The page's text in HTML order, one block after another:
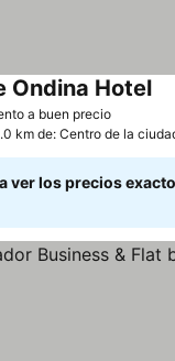
a buen precioVer
Ondina Hotel
km de: Centro de la
ver los precios